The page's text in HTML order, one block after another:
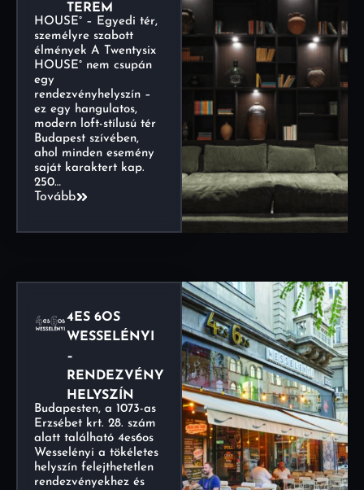
TEREM
HOUSE° – Egyedi tér,
személyre szabott
élmények A Twentysix
HOUSE° nem csupán
egy
rendezvényhelyszín –
ez egy hangulatos,
modern loft-stílusú tér
Budapest szívében,
ahol minden esemény
saját karaktert kap.
250…
Tovább
4ES 6OS
WESSELÉNYI
–
RENDEZVÉNY
HELYSZÍN
Budapesten, a 1073-as
Erzsébet krt. 28. szám
alatt található 4es6os
Wesselényi a tökéletes
helyszín felejthetetlen
rendezvényekhez és